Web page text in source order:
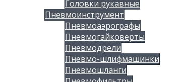
Головки рукавные
Пневмоинструмент
Пневмоаэрографы
Пневмогайковерты
Пневмодрели
Пневмо-шлифмашинки
Пневмошланги